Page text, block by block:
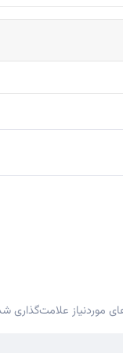
موردنیاز علامت‌گذاری